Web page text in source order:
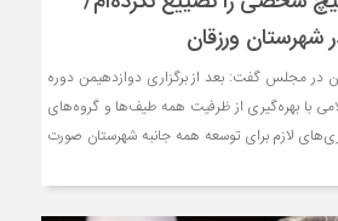
شهرستان ورزقان
در مجلس گفت: بعد از برگزاری دوازدهیمن دوره
با بهره‌گیری از ظرفیت همه طیف‌ها و گروه‌های
لازم برای توسعه همه جانبه شهرستان صورت